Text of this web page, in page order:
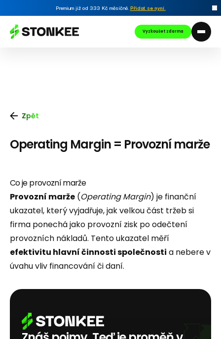
Premium již od 333 Kč měsíčně. Přidat se nyní.
Vyzkoušet zdarma
Zpět
Operating Margin = Provozní marže
Co je provozní marže
Provozní marže (Operating Margin) je finanční
ukazatel, který vyjadřuje, jak velkou část tržeb si
firma ponechá jako provozní zisk po odečtení
provozních nákladů. Tento ukazatel měří
efektivitu hlavní činnosti společnosti a nebere v
úvahu vliv financování či daní.